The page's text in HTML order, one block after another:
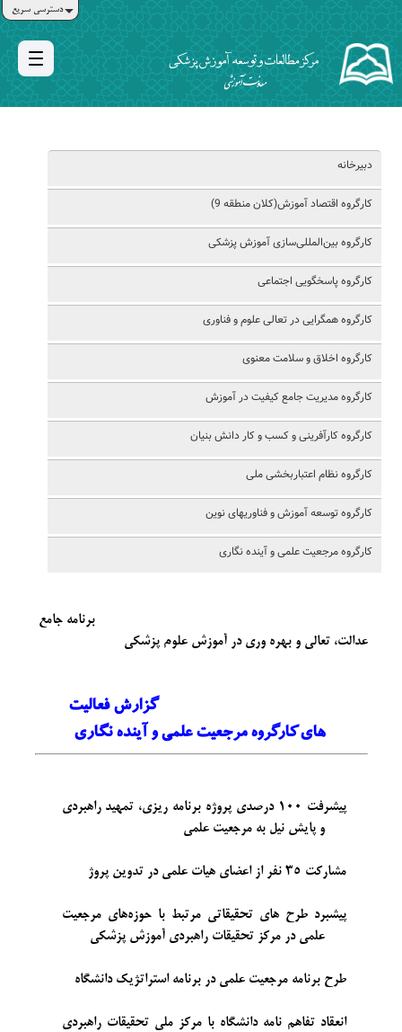
دسترسی سریع
دبیرخانه
کارگروه اقتصاد آموزش(کلان منطقه 9)
کارگروه بین‌المللی‌سازی آموزش پزشکی
کارگروه پاسخگویی اجتماعی
کارگروه همگرایی در تعالی علوم و فناوری
کارگروه اخلاق و سلامت معنوی
کارگروه مدیریت جامع کیفیت در آموزش
کارگروه کارآفرینی و کسب و کار دانش بنیان
کارگروه نظام اعتباربخشی ملی
کارگروه توسعه آموزش و فناوریهای نوین
کارگروه مرجعیت علمی و آینده نگاری
برنامه جامع
عدالت، تعالی و بهره وری در آموزش علوم پزشکی
گزارش فعالیت
های کارگروه مرجعیت علمی و آینده نگاری
پیشرفت
100 درصدی پروژه برنامه ریزی، تمهید راهبردی
و پایش نیل به مرجعیت علمی
مشارکت 35 نفر از اعضای هیات علمی در تدوین پروژ
پیشبرد طرح های تحقیقاتی مرتبط با حوزه‌های مرجعیت
علمی در مرکز تحقیقات راهبردی آموزش پزشکی
طرح برنامه مرجعیت علمی در برنامه استراتژیک دانشگاه
انعقاد تفاهم نامه دانشگاه با مرکز ملی تحقیقات راهبردی